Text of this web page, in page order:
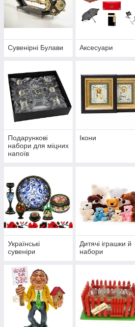
Сувенірні Булави Аксесуари
Подарункові
набори для міцних
напоїв
Ікони
Українські
сувеніри
Дитячі іграшки й
набори